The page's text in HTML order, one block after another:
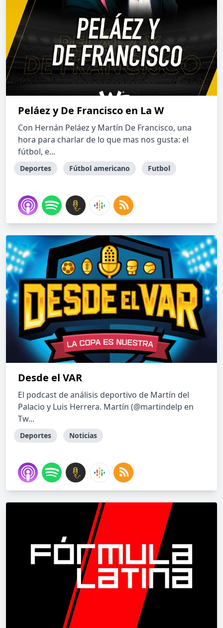
Peláez y De Francisco en La W
Con Hernán Peláez y Martín De Francisco, una
hora para charlar de lo que mas nos gusta: el
fútbol, e...
Deportes Fútbol americano Futbol
Desde el VAR
El podcast de análisis deportivo de Martín del
Palacio y Luis Herrera. Martín (@martindelp en
Tw...
Deportes Noticias